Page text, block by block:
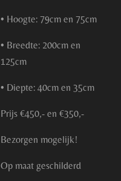
• Hoogte: 79cm en 75cm
• Breedte: 200cm en
125cm
• Diepte: 40cm en 35cm
Prijs €450,- en €350,-
Bezorgen mogelijk!
Op maat geschilderd